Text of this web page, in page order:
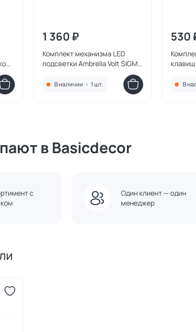
1 360 ₽
Комплект механизма LED
подсветки Ambrella Volt SIGMA
QUANT PRO
В наличии • 1 шт.
530
В
в Basicdecor
с
Один клиент — один
менеджер